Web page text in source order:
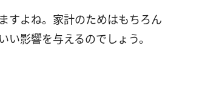
すよね。家計のためはもちろん
影響を与えるのでしょう。